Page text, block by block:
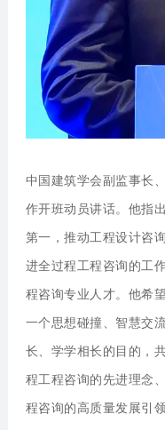
中国建筑学会副监事长
作开班动员讲话。他指
第一，推动工程设计咨
进全过程工程咨询的工
程咨询专业人才。他希
一个思想碰撞、智慧交
长、学学相长的目的，
程工程咨询的先进理念
程咨询的高质量发展引